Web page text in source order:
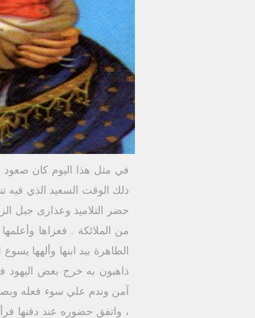
في مثل هذا اليوم كان صعود
ذلك الوقت السعيد الذي فيه
حضر التلاميذ وعذارى جبل
من الملائكة . فعزاها
الطاهرة بيد ابنها وألهها
ذاهبون به خرج بعض اليهود
آمن وندم علي سوء فعله
، واتفق حضوره عند دفنها